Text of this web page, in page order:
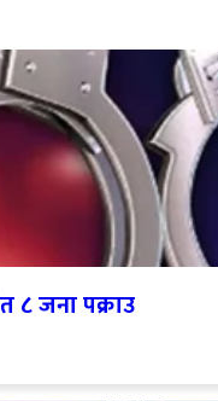
जना पक्राउ